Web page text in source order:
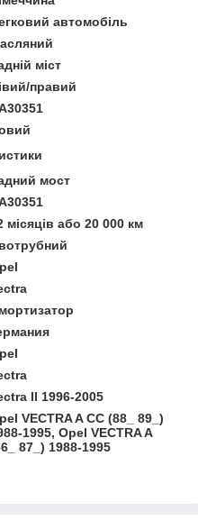
автомобіль
міст
правий
мост
місяців або 20 000 км
II 1996-2005
VECTRA A CC (88_ 89_)
1995, Opel VECTRA A
87_) 1988-1995